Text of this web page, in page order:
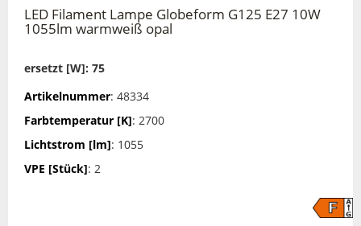
LED Filament Lampe Globeform G125 E27 10W
1055lm warmweiß opal
ersetzt [W]: 75
Artikelnummer: 48334
Farbtemperatur [K]: 2700
Lichtstrom [lm]: 1055
VPE [Stück]: 2